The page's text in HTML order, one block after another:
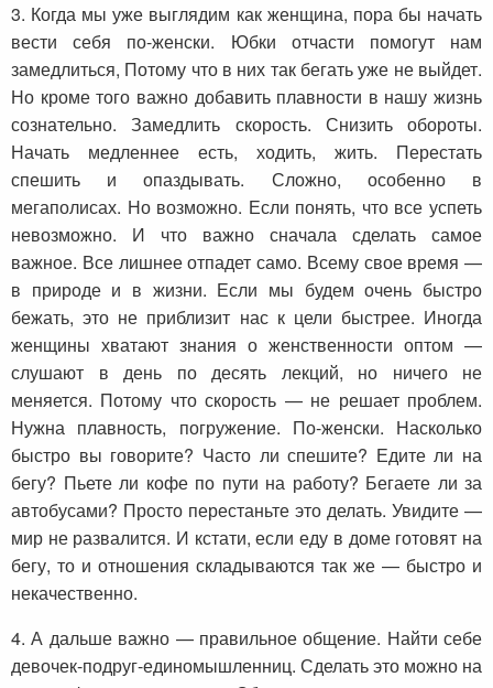
3. Когда мы уже выглядим как женщина, пора бы начать
вести себя по-женски. Юбки отчасти помогут нам
замедлиться, Потому что в них так бегать уже не выйдет.
Но кроме того важно добавить плавности в нашу жизнь
сознательно. Замедлить скорость. Снизить обороты.
Начать медленнее есть, ходить, жить. Перестать
спешить и опаздывать. Сложно, особенно в
мегаполисах. Но возможно. Если понять, что все успеть
невозможно. И что важно сначала сделать самое
важное. Все лишнее отпадет само. Всему свое время —
в природе и в жизни. Если мы будем очень быстро
бежать, это не приблизит нас к цели быстрее. Иногда
женщины хватают знания о женственности оптом —
слушают в день по десять лекций, но ничего не
меняется. Потому что скорость — не решает проблем.
Нужна плавность, погружение. По-женски. Насколько
быстро вы говорите? Часто ли спешите? Едите ли на
бегу? Пьете ли кофе по пути на работу? Бегаете ли за
автобусами? Просто перестаньте это делать. Увидите —
мир не развалится. И кстати, если еду в доме готовят на
бегу, то и отношения складываются так же — быстро и
некачественно.
4. А дальше важно — правильное общение. Найти себе
девочек-подруг-единомышленниц. Сделать это можно на